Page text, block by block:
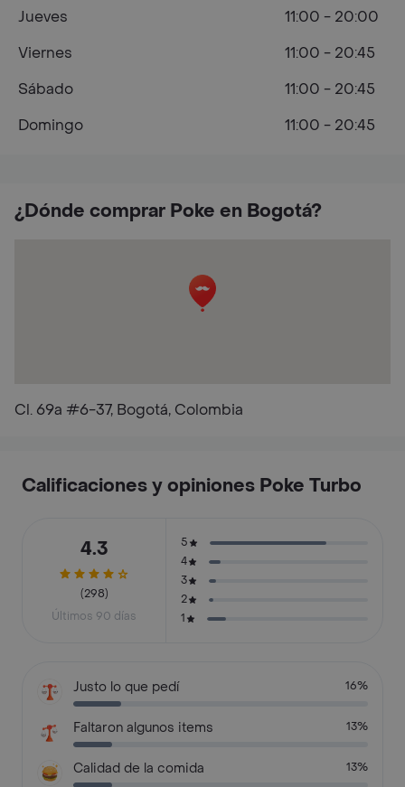
¿Dónde comprar Poke en Bogotá?
Cl. 69a #6-37, Bogotá, Colombia
Jueves
11:00 - 20:00
Viernes
11:00 - 20:45
Sábado
11:00 - 20:45
Domingo
11:00 - 20:45
Calificaciones y opiniones Poke Turbo
4.3
(298)
Últimos 90 días
5
4
3
2
1
Justo lo que pedí 16%
Faltaron algunos items 13%
Calidad de la comida 13%